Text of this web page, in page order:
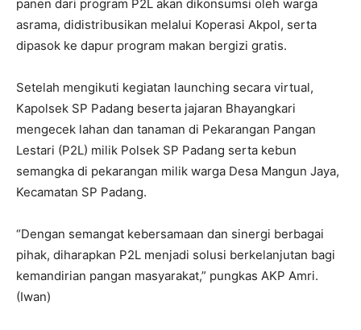
panen dari program P2L akan dikonsumsi oleh warga
asrama, didistribusikan melalui Koperasi Akpol, serta
dipasok ke dapur program makan bergizi gratis.
Setelah mengikuti kegiatan launching secara virtual,
Kapolsek SP Padang beserta jajaran Bhayangkari
mengecek lahan dan tanaman di Pekarangan Pangan
Lestari (P2L) milik Polsek SP Padang serta kebun
semangka di pekarangan milik warga Desa Mangun Jaya,
Kecamatan SP Padang.
“Dengan semangat kebersamaan dan sinergi berbagai
pihak, diharapkan P2L menjadi solusi berkelanjutan bagi
kemandirian pangan masyarakat,” pungkas AKP Amri.
(Iwan)